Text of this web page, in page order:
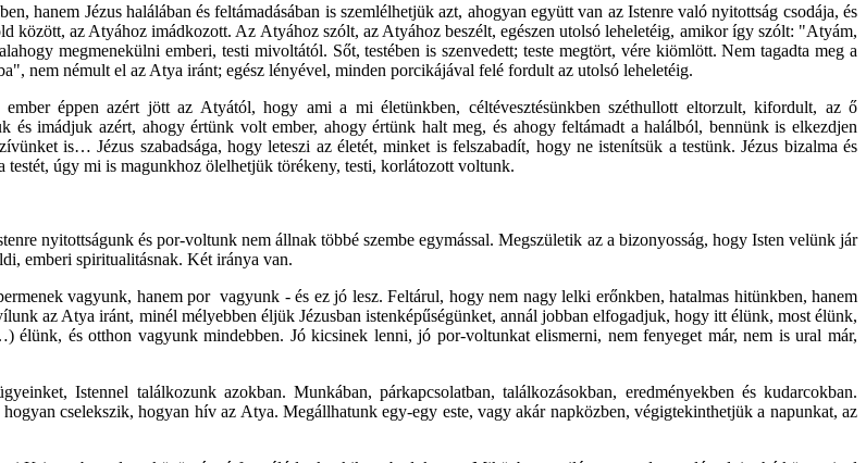
hanem Jézus halálában és feltámadásában is szemlélhetjük azt, ahogyan együtt van az Istenre való nyitottság csodája, és
között, az Atyához imádkozott. Az Atyához szólt, az Atyához beszélt, egészen utolsó leheletéig, amikor így szólt: "Atyám,
megmenekülni emberi, testi mivoltától. Sőt, testében is szenvedett; teste megtört, vére kiömlött. Nem tagadta meg a
nem némult el az Atya iránt; egész lényével, minden porcikájával felé fordult az utolsó leheletéig.
éppen azért jött az Atyától, hogy ami a mi életünkben, céltévesztésünkben széthullott eltorzult, kifordult, az ő
és imádjuk azért, ahogy értünk volt ember, ahogy értünk halt meg, és ahogy feltámadt a halálból, bennünk is elkezdjen
is… Jézus szabadsága, hogy leteszi az életét, minket is felszabadít, hogy ne istenítsük a testünk. Jézus bizalma és
úgy mi is magunkhoz ölelhetjük törékeny, testi, korlátozott voltunk.
nyitottságunk és por-voltunk nem állnak többé szembe egymással. Megszületik az a bizonyosság, hogy Isten velünk jár
emberi spiritualitásnak. Két iránya van.
vagyunk, hanem por vagyunk - és ez jó lesz. Feltárul, hogy nem nagy lelki erőnkben, hatalmas hitünkben, hanem
az Atya iránt, minél mélyebben éljük Jézusban istenképűségünket, annál jobban elfogadjuk, hogy itt élünk, most élünk,
élünk, és otthon vagyunk mindebben. Jó kicsinek lenni, jó por-voltunkat elismerni, nem fenyeget már, nem is ural már,
Istennel találkozunk azokban. Munkában, párkapcsolatban, találkozásokban, eredményekben és kudarcokban.
cselekszik, hogyan hív az Atya. Megállhatunk egy-egy este, vagy akár napközben, végigtekinthetjük a napunkat, az